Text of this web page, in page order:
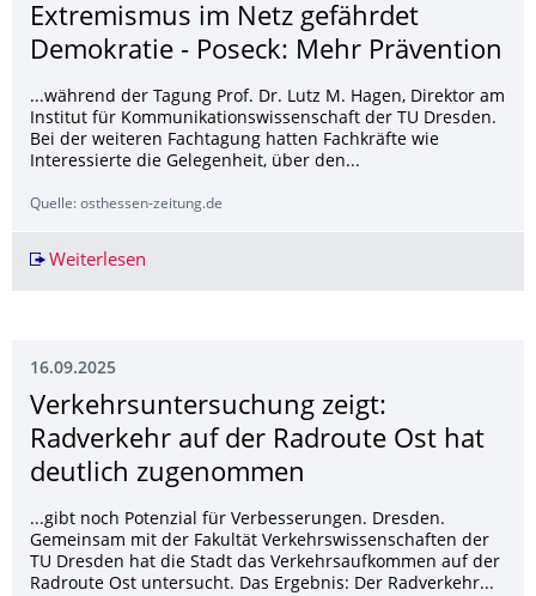
Extremismus im Netz gefährdet
Demokratie - Poseck: Mehr Prävention
...während der Tagung Prof. Dr. Lutz M. Hagen, Direktor am
Institut für Kommunikationswissenschaft der TU Dresden.
Bei der weiteren Fachtagung hatten Fachkräfte wie
Interessierte die Gelegenheit, über den...
Quelle: osthessen-zeitung.de
Weiterlesen
16.09.2025
Verkehrsuntersu­chung zeigt:
Radverkehr auf der Radroute Ost hat
deutlich zugenommen
...gibt noch Potenzial für Verbesserungen. Dresden.
Gemeinsam mit der Fakultät Verkehrswissenschaften der
TU Dresden hat die Stadt das Verkehrsaufkommen auf der
Radroute Ost untersucht. Das Ergebnis: Der Radverkehr...